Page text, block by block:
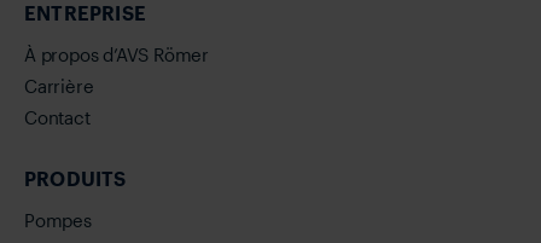
ENTREPRISE
À propos d’AVS Römer
Carrière
Contact
PRODUITS
Pompes